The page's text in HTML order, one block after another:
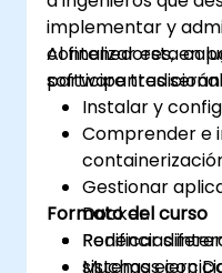
implementar y
contenedores, en
software
Al finalizar esta
participantes
Instalar y
Comprender e
Gestionar
Docker.
Redificar
sistemas con
Formato del curso
Ponencias
Muchas